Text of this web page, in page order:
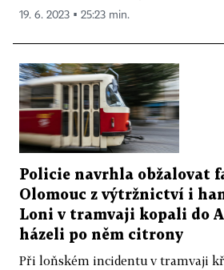
19. 6. 2023 ▪ 25:23 min.
Policie navrhla obžalovat
Olomouc z výtržnictví i
Loni v tramvaji kopali do
házeli po něm citrony
Při loňském incidentu v tramvaji